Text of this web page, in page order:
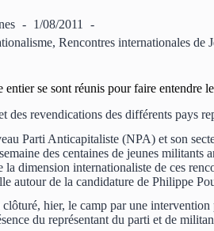
1/08/2011
, Rencontres internationales de
entier se sont réunis pour faire entendre
des revendications des différents pays
Parti Anticapitaliste (NPA) et son
des centaines de jeunes
dimension internationaliste de ces
autour de la candidature de Philippe
hier, le camp par une
du représentant du parti et de